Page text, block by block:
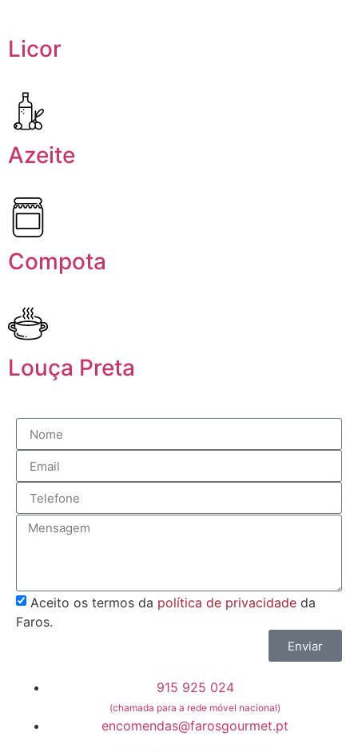
Licor
Azeite
Compota
Louça Preta
Aceito os termos da política de privacidade da
Faros.
Enviar
915 925 024
(chamada para a rede móvel nacional)
encomendas@farosgourmet.pt